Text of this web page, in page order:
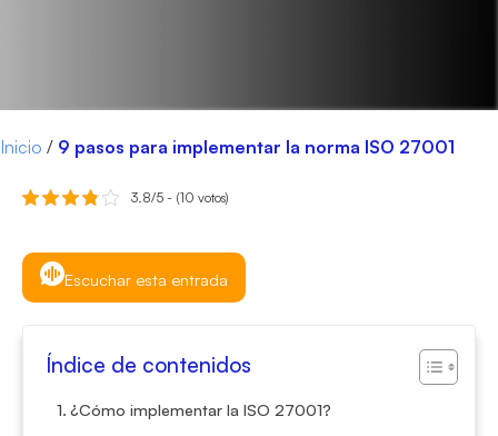
Inicio / 9 pasos para implementar la norma ISO 27001
3.8/5 - (10 votos)
Escuchar esta entrada
Índice de contenidos
¿Cómo implementar la ISO 27001?